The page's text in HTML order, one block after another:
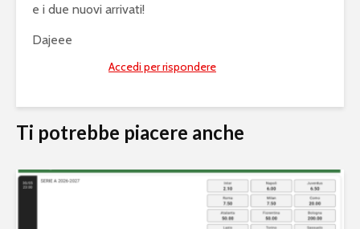
e i due nuovi arrivati!
Dajeee
Accedi per rispondere
Ti potrebbe piacere anche